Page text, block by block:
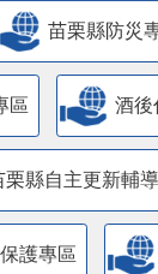
苗栗縣防災
區 酒後
栗縣自主更新輔
護專區